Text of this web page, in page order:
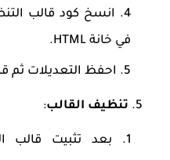
انسخ كود قالب
في خانة HTML.
احفظ التعديلات ثم
تنظيف القالب:
بعد تثبيت قالب